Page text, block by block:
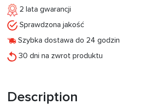
2 lata gwarancji
Sprawdzona jakość
Szybka dostawa do 24 godzin
30 dni na zwrot produktu
Description